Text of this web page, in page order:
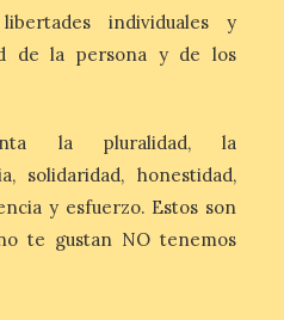
a Arturo
como
las Fiestas
horas en el
Martínez
individuales y
de la persona y de los
la pluralidad, la
solidaridad, honestidad,
y esfuerzo. Estos son
te gustan NO tenemos